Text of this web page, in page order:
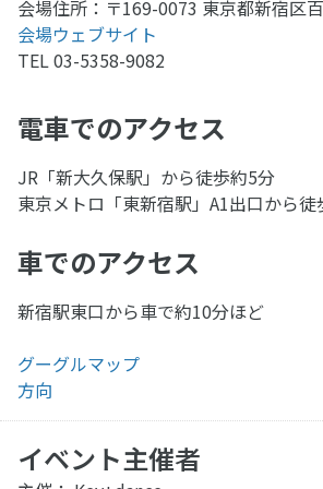
会場住所：〒169-0073 東京都新宿区
会場ウェブサイト
TEL 03-5358-9082
電車でのアクセス
JR「新大久保駅」から徒歩約5分
東京メトロ「東新宿駅」A1出口から徒
車でのアクセス
新宿駅東口から車で約10分ほど
グーグルマップ
方向
イベント主催者